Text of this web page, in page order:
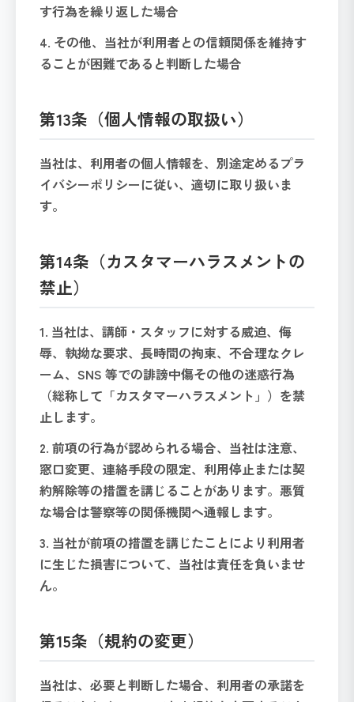
す行為を繰り返した場合
4. その他、当社が利用者との信頼関係を維持す
ることが困難であると判断した場合
第13条（個人情報の取扱い）
当社は、利用者の個人情報を、別途定めるプラ
イバシーポリシーに従い、適切に取り扱いま
す。
第14条（カスタマーハラスメントの
禁止）
1. 当社は、講師・スタッフに対する威迫、侮
辱、執拗な要求、長時間の拘束、不合理なクレ
ーム、SNS 等での誹謗中傷その他の迷惑行為
（総称して「カスタマーハラスメント」）を禁
止します。
2. 前項の行為が認められる場合、当社は注意、
窓口変更、連絡手段の限定、利用停止または契
約解除等の措置を講じることがあります。悪質
な場合は警察等の関係機関へ通報します。
3. 当社が前項の措置を講じたことにより利用者
に生じた損害について、当社は責任を負いませ
ん。
第15条（規約の変更）
当社は、必要と判断した場合、利用者の承諾を